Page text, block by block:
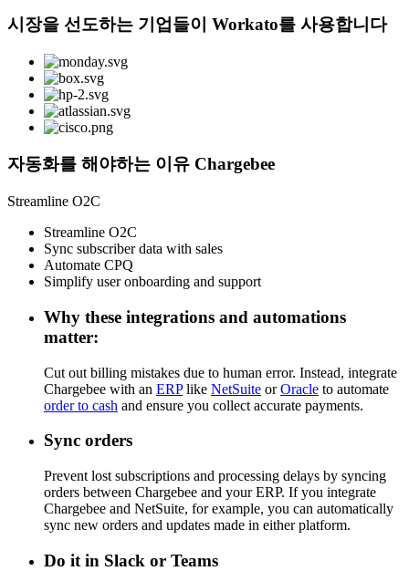
시장을 선도하는 기업들이 Workato를 사용합니다
자동화를 해야하는 이유 Chargebee
Streamline O2C
Streamline O2C
Sync subscriber data with sales
Automate CPQ
Simplify user onboarding and support
Why these integrations and automations
matter:
Cut out billing mistakes due to human error. Instead, integrate
Chargebee with an ERPlike NetSuite orOracle to automate
order to cash and ensure you collect accurate payments.
Sync orders
Prevent lost subscriptions and processing delays by syncing
orders between Chargebee and your ERP. If you integrate
Chargebee and NetSuite, for example, you can automatically
sync new orders and updates made in either platform.
Do it in Slack or Teams